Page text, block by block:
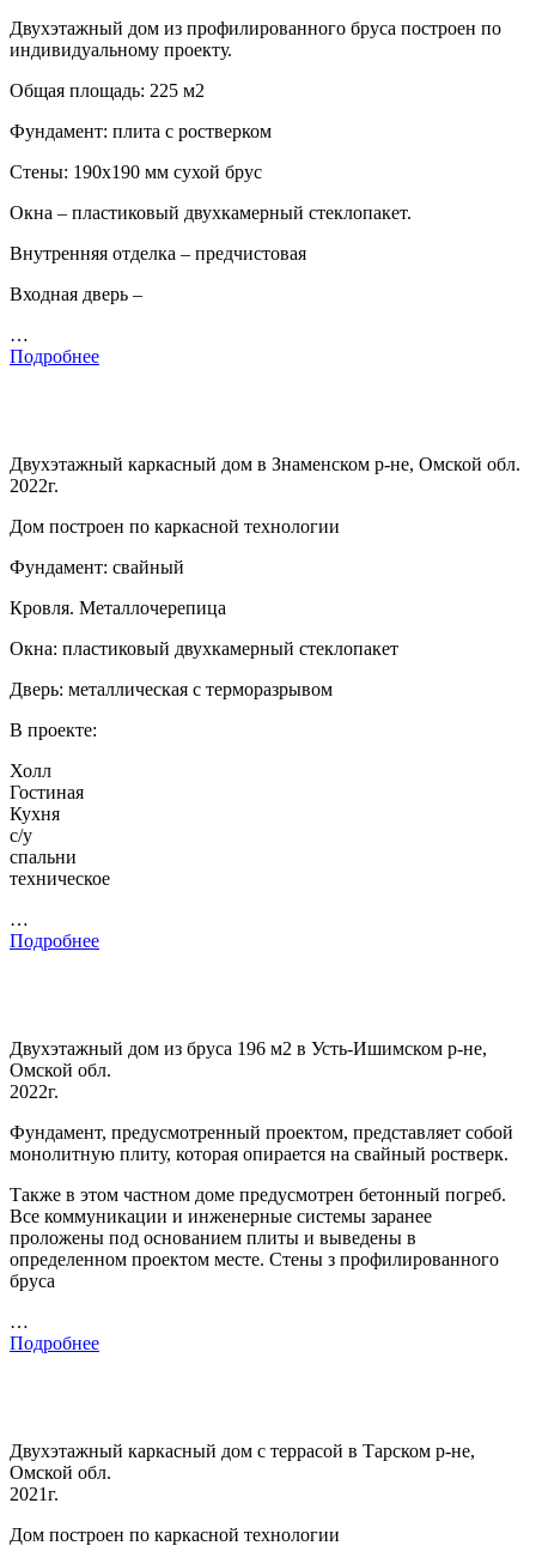
Двухэтажный дом из профилированного бруса построен по
индивидуальному проекту.
Общая площадь: 225 м2
Фундамент: плита с ростверком
Стены: 190х190 мм сухой брус
Окна – пластиковый двухкамерный стеклопакет.
Внутренняя отделка – предчистовая
Входная дверь –
…
Подробнее
Двухэтажный каркасный дом в Знаменском р-не, Омской обл.
2022г.
Дом построен по каркасной технологии
Фундамент: свайный
Кровля. Металлочерепица
Окна: пластиковый двухкамерный стеклопакет
Дверь: металлическая с терморазрывом
В проекте:
Холл
Гостиная
Кухня
с/у
спальни
техническое
…
Подробнее
Двухэтажный дом из бруса 196 м2 в Усть-Ишимском р-не,
Омской обл.
2022г.
Фундамент, предусмотренный проектом, представляет собой
монолитную плиту, которая опирается на свайный ростверк.
Также в этом частном доме предусмотрен бетонный погреб.
Все коммуникации и инженерные системы заранее
проложены под основанием плиты и выведены в
определенном проектом месте. Стены з профилированного
бруса
…
Подробнее
Двухэтажный каркасный дом с террасой в Тарском р-не,
Омской обл.
2021г.
Дом построен по каркасной технологии